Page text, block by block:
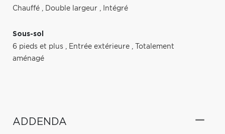
Chauffé , Double largeur , Intégré
Sous-sol
6 pieds et plus , Entrée extérieure ,
Totalement
aménagé
ADDENDA